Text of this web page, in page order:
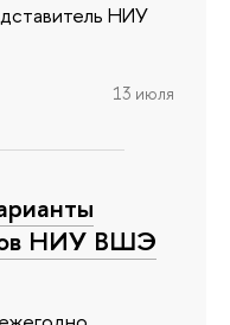
НИУ
13 июля
НИУ ВШЭ